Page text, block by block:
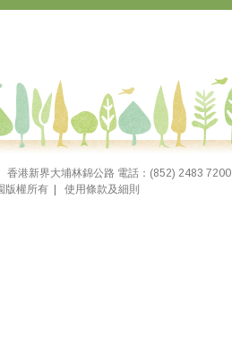
港新界大埔林錦公路 電話：(852) 2483 7200
版權所有
使用條款及細則